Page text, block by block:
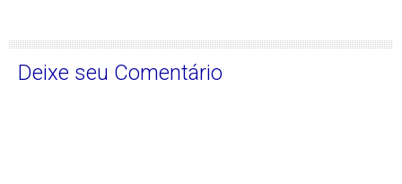
Deixe seu Comentário